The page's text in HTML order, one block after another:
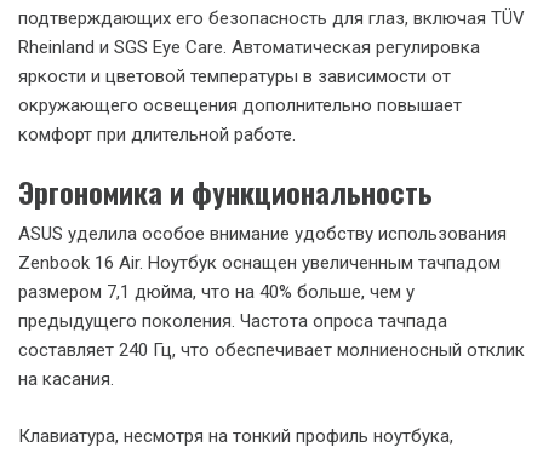
Впечатляющий дисплей
16-дюймовый OLED-дисплей ASUS Zenbook 16 Air –
настоящее произведение искусства. Он имеет разрешение
2880×1800 пикселей, частоту обновления 120 Гц с
поддержкой VRR (переменной частоты обновления) и
покрывает 100% цветового пространства DCI-P3. Экран
500, что обеспечивает глубокий черный цвет и высокую